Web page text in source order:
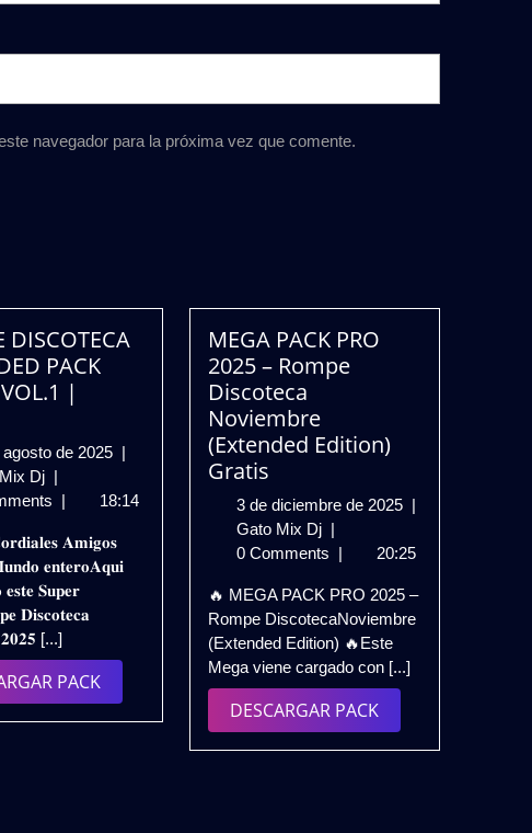
navegador para la próxima vez que comente.
DISCOTECA
PACK
|
agosto de 2025 27
agosto
2025
|
Dj ROMPE
DISCOTECA
PACK
2K25
–
VOL.1
|
|
| 18:14
𝐀𝐦𝐢𝐠𝐨𝐬
𝐞𝐧𝐭𝐞𝐫𝐨𝐀𝐪𝐮𝐢
𝐞𝐬𝐭𝐞 𝐒𝐮𝐩𝐞𝐫
𝐃𝐢𝐬𝐜𝐨𝐭𝐞𝐜𝐚
[...]
PACKDESCARGAR
PACK
MEGA PACK PRO
2025 – Rompe
Discoteca
Noviembre
(Extended Edition)
Gratis
3 de diciembre de 2025 3
diciembre
2025
|
Gato Mix Dj MEGA
PACK
2025
–
Rompe
Discoteca
Noviembre
(Extended
|
0 Comments | 20:25
🔥 MEGA PACK PRO 2025 –
Rompe DiscotecaNoviembre
(Extended Edition) 🔥Este
Mega viene cargado con [...]
DESCARGAR PACKDESCARGAR
PACK